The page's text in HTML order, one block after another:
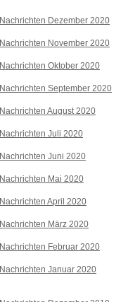
Nachrichten Dezember 2020
Nachrichten November 2020
Nachrichten Oktober 2020
Nachrichten September 2020
Nachrichten August 2020
Nachrichten Juli 2020
Nachrichten Juni 2020
Nachrichten Mai 2020
Nachrichten April 2020
Nachrichten März 2020
Nachrichten Februar 2020
Nachrichten Januar 2020